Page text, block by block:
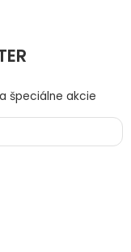
špeciálne akcie